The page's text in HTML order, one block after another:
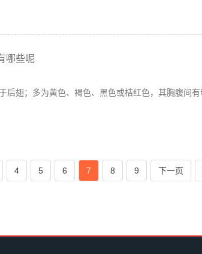
哪些呢
后翅；多为黄色、褐色、黑色或桔红色，其胸腹间
4 5 6 7 8 9 下一页